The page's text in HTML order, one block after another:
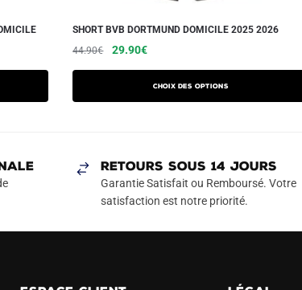
SHORT BVB DORTMUND DOMICILE 2025 2026
44.90€
Le
était :
29.90€Le
actuel
est :
Choix des options
Ce
produit
a
options
peuvent
être
choisies
RETOURS SOUS 14 JOURS
Garantie Satisfait ou Remboursé. Votre
satisfaction est notre priorité.